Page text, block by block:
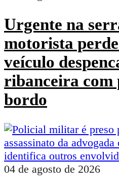
Urgente na
motorista
veículo
ribanceira com
bordo
04 de agosto de 2026